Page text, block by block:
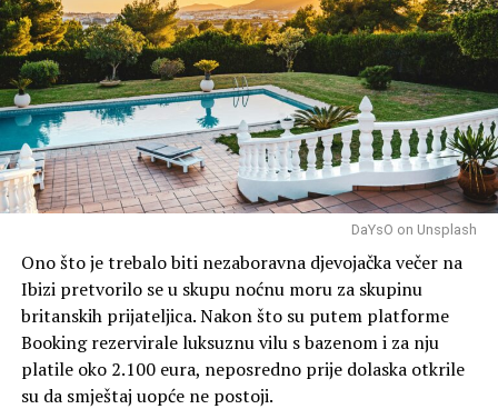
DaYsO on Unsplash
Ono što je trebalo biti nezaboravna djevojačka večer na
Ibizi pretvorilo se u skupu noćnu moru za skupinu
britanskih prijateljica. Nakon što su putem platforme
Booking rezervirale luksuznu vilu s bazenom i za nju
platile oko 2.100 eura, neposredno prije dolaska otkrile
su da smještaj uopće ne postoji.